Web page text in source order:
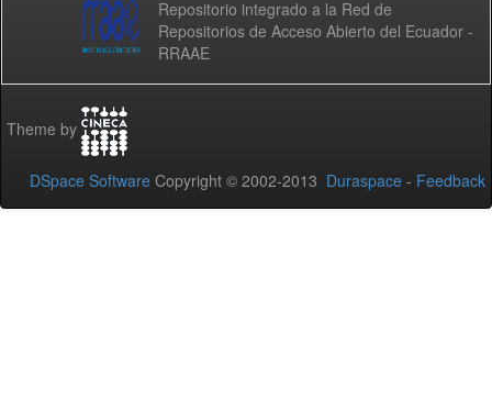
Repositorio integrado a la Red de
Repositorios de Acceso Abierto del Ecuador -
RRAAE
Theme by
DSpace Software Copyright © 2002-2013 Duraspace - Feedback